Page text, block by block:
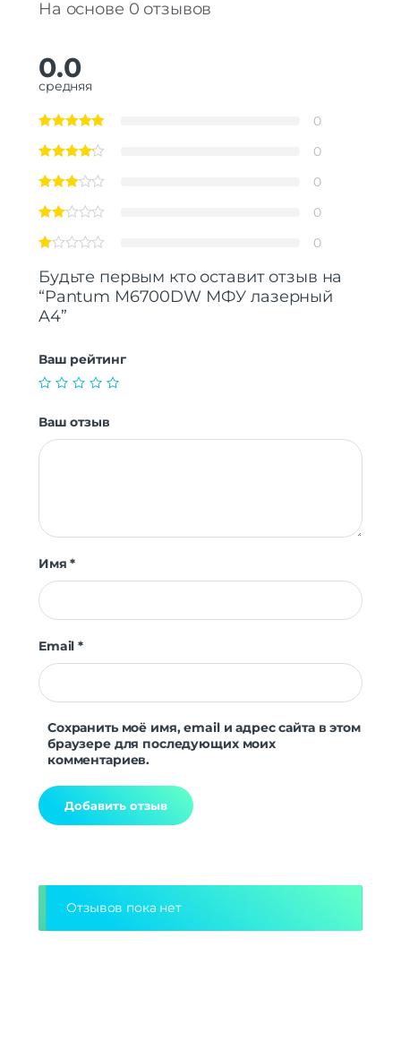
На основе 0 отзывов
0.0
средняя
0
0
0
0
0
Будьте первым кто оставит отзыв на
“Pantum M6700DW МФУ лазерный
A4”
Ваш рейтинг
Ваш отзыв
Имя*
Email*
Сохранить моё имя, email и адрес сайта в этом
браузере для последующих моих
комментариев.
Отзывов пока нет